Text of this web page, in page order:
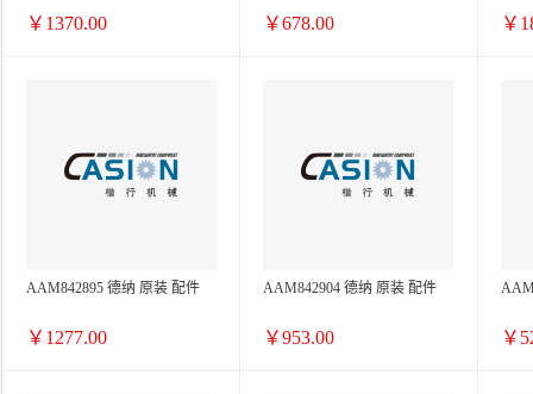
￥1370.00 ￥678.00 ￥
AAM842895 德纳 原装 配件
￥1277.00
AAM842904 德纳 原装 配件
￥953.00 ￥